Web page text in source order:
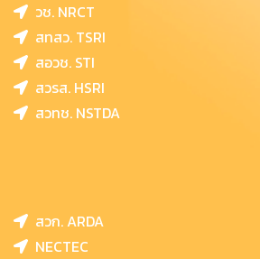
วช. NRCT
สทสว. TSRI
สอวช. STI
สวรส. HSRI
สวทช. NSTDA
สวก. ARDA
NECTEC